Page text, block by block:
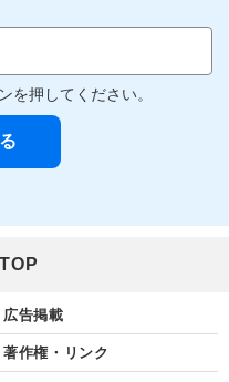
を押してください。
広告掲載
著作権・リンク